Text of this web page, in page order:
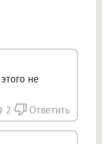
не
2 Ответить